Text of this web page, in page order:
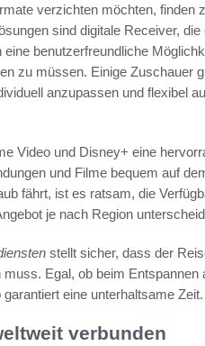
verzichten möchten, finden
sind digitale Receiver,
benutzerfreundliche
zu müssen. Einige Zuschauer
anzupassen und flexibel
Video und Disney+ eine
und Filme bequem auf
fährt, ist es ratsam, die
je nach Region
stellt sicher, dass der
Egal, ob beim Entspannen
eine unterhaltsame Zeit.
verbunden